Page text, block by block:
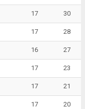
17 30
17 28
16 27
17 23
17 21
17 20